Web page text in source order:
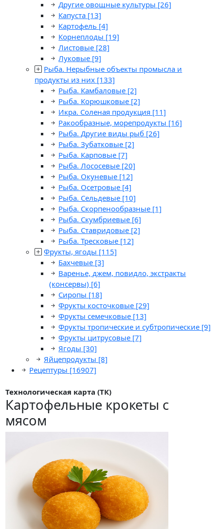
Другие овощные культуры [26]
Капуста [13]
Картофель [4]
Корнеплоды [19]
Листовые [28]
Луковые [9]
Рыба. Нерыбные объекты промысла и
продукты из них [133]
Рыба. Камбаловые [2]
Рыба. Корюшковые [2]
Икра. Соленая продукция [11]
Ракообразные, морепродукты [16]
Рыба. Другие виды рыб [26]
Рыба. Зубатковые [2]
Рыба. Карповые [7]
Рыба. Лососевые [20]
Рыба. Окуневые [12]
Рыба. Осетровые [4]
Рыба. Сельдевые [10]
Рыба. Скорпенообразные [1]
Рыба. Скумбриевые [6]
Рыба. Ставридовые [2]
Рыба. Тресковые [12]
Фрукты, ягоды [115]
Бахчевые [3]
Варенье, джем, повидло, экстракты
(консервы) [6]
Сиропы [18]
Фрукты косточковые [29]
Фрукты семечковые [13]
Фрукты тропические и субтропические [9]
Фрукты цитрусовые [7]
Ягоды [30]
Яйцепродукты [8]
Рецептуры [16907]
Технологическая карта (ТК)
Картофельные крокеты с
мясом